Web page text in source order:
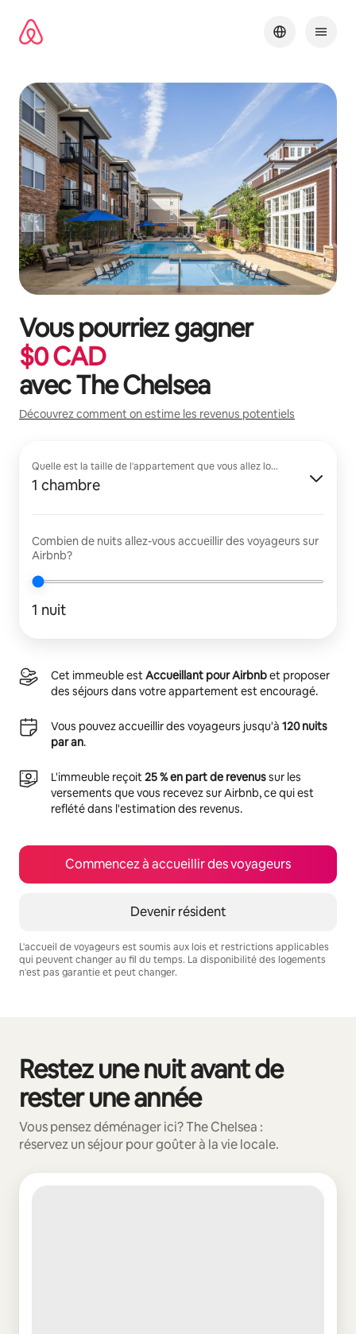
directement
Vous pourriez gagner
$0CAD
avecThe Chelsea
Découvrez comment on estime les revenus potentiels
Quelle est la taille de l'appartement que vous allez louer?
1 chambre
Combien de nuits allez-vous accueillir des voyageurs sur
Airbnb?
1 nuit
Cet immeuble estAccueillant pour Airbnbet proposer
des séjours dans votre appartement est encouragé.
Vous pouvez accueillir des voyageurs jusqu'à 120 nuits
par an.
L'immeuble reçoit25 % en part de revenussur les
versements que vous recevez sur Airbnb, ce qui est
reflété dans l'estimation des revenus.
Commencez à accueillir des voyageurs
Devenir résident
L'accueil de voyageurs est soumis aux lois et restrictions applicables
qui peuvent changer au fil du temps. La disponibilité des logements
n'est pas garantie et peut changer.
Restez une nuit avant de
rester une année
Vous pensez déménager ici? The Chelsea :
réservez un séjour pour goûter à la vie locale.
0 article sur 0 est affiché.